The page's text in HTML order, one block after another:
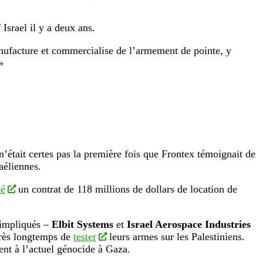
il y a deux ans.
et commercialise de l’armement de pointe, y
certes pas la première fois que Frontex témoignait de
un contrat de 118 millions de dollars de location de
– Elbit Systems et Israel Aerospace Industries
longtemps de tester
leurs armes sur les Palestiniens.
à l’actuel génocide à Gaza.